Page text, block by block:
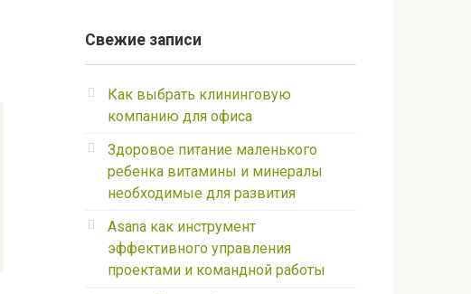
Свежие записи
Как выбрать клининговую
компанию для офиса
Здоровое питание маленького
ребенка витамины и минералы
необходимые для развития
Asana как инструмент
эффективного управления
проектами и командной работы